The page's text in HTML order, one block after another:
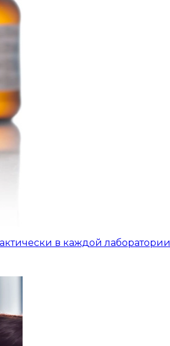
в каждой лаборатории